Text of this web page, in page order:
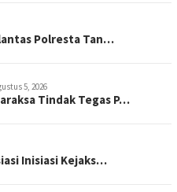
Polresta Tan…
5, 2026
Tindak Tegas P…
Inisiasi Kejaks…